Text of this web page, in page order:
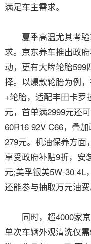
满足车主需求。
夏季高温尤其考验
求。京东养车推出政
动，更有大牌轮胎
择。以爆款轮胎为例
+轮胎，适配丰田卡罗
元，首单满2999元还
60R16 92V C66，叠
279元。机油保养方面
享受政府补贴9折，安
元;美孚银美5W-30 4L
还能参与抽取万元油费
同时，超4000家京
单次车辆外观清洗仅